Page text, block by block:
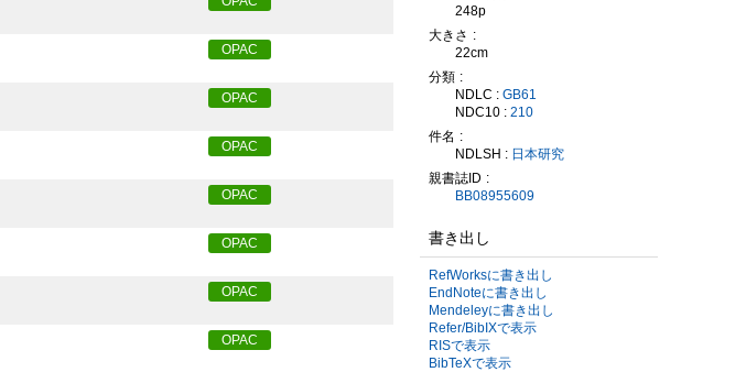
OPAC
OPAC
OPAC
OPAC
OPAC
OPAC
OPAC
248p
大きさ
22cm
分類
NDLC : GB61
NDC10 : 210
件名
NDLSH : 日本研究
親書誌ID
BB08955609
書き出し
RefWorksに書き出し
EndNoteに書き出し
Mendeleyに書き出し
Refer/BibIXで表示
RISで表示
BibTeXで表示